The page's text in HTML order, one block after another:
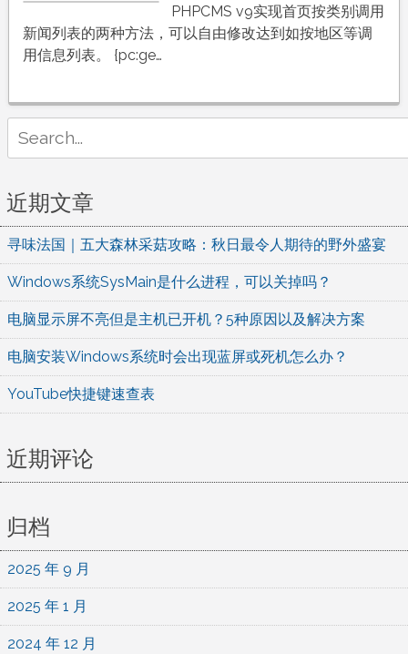
PC
标
种
方
实
页
按
类
别
调
用
新
闻
PHPCMS v9实现首页按类别调用
新闻列表的两种方法，可以自由修改达到如按地区等调
用信息列表。 {pc:ge…
for:
近期文章
寻味法国｜五大森林采菇攻略：秋日最令人期待的野外盛宴
Windows系统SysMain是什么进程，可以关掉吗？
电脑显示屏不亮但是主机已开机？5种原因以及解决方案
电脑安装Windows系统时会出现蓝屏或死机怎么办？
YouTube快捷键速查表
近期评论
归档
2025 年 9 月
2025 年 1 月
2024 年 12 月